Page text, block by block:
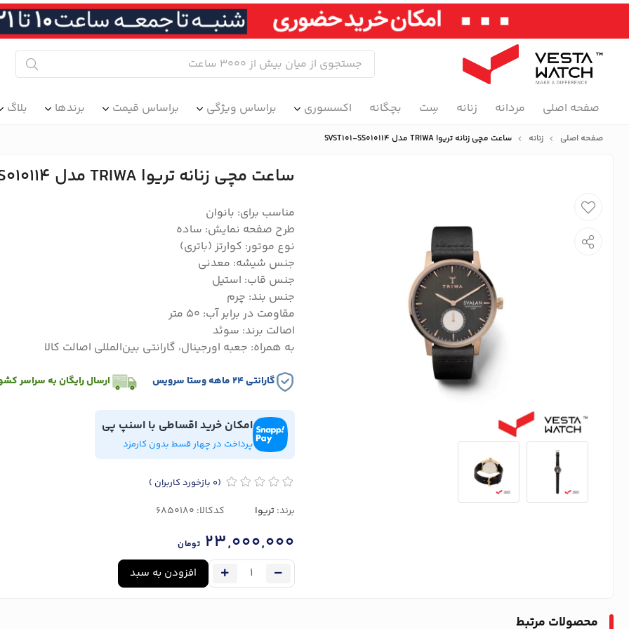
صفحه اصلی مردانه زنانه سِت بچگانه اکسسوری براساس ویژگی براساس قیمت برندها بلاگ
صفحه اصلی زنانه ساعت مچی زنانه تریوا TRIWA مدل SVST101-SS010114
ساعت مچی زنانه تریوا TRIWA مدل SVST101-SS010114
مناسب برای: بانوان
طرح صفحه نمایش: ساده
نوع موتور: کوارتز (باتری)
جنس شیشه: معدنی
جنس قاب: استیل
جنس بند: چرم
مقاومت در برابر آب: 50 متر
اصالت برند: سوئد
به همراه: جعبه اورجینال، گارانتی بین‌المللی اصالت کالا
گارانتی ۲۴ ماهه وستا سرویس ارسال رایگان به سراسر
امکان خرید اقساطی با اسنپ پی
پرداخت در چهار قسط بدون کارمزد
(0 بازخورد کاربران )
برند:تریوا کدکالا:
23,000,000 تومان
افزودن به سبد
محصولات مرتبط